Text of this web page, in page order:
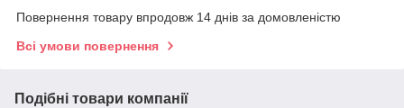
Повернення товару впродовж 14 днів за домовленістю
Всі умови повернення
Подібні товари компанії